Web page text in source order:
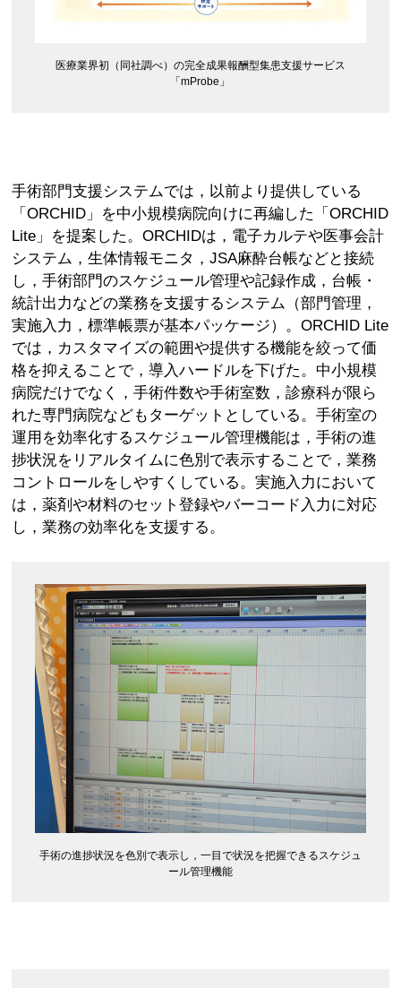
医療業界初（同社調べ）の完全成果報酬型集患支援サービス
「mProbe」
手術部門支援システムでは，以前より提供している
「ORCHID」を中小規模病院向けに再編した「ORCHID
Lite」を提案した。ORCHIDは，電子カルテや医事会計
システム，生体情報モニタ，JSA麻酔台帳などと接続
し，手術部門のスケジュール管理や記録作成，台帳・
統計出力などの業務を支援するシステム（部門管理，
実施入力，標準帳票が基本パッケージ）。ORCHID Lite
では，カスタマイズの範囲や提供する機能を絞って価
格を抑えることで，導入ハードルを下げた。中小規模
病院だけでなく，手術件数や手術室数，診療科が限ら
れた専門病院などもターゲットとしている。手術室の
運用を効率化するスケジュール管理機能は，手術の進
捗状況をリアルタイムに色別で表示することで，業務
コントロールをしやすくしている。実施入力において
は，薬剤や材料のセット登録やバーコード入力に対応
し，業務の効率化を支援する。
手術の進捗状況を色別で表示し，一目で状況を把握できるスケジュ
ール管理機能